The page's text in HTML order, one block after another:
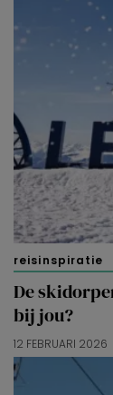
reisinspiratie
De skidorpen
bij jou?
12 FEBRUARI 2026